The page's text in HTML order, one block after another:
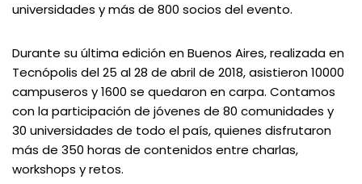
universidades y más de 800 socios del evento.
Durante su última edición en Buenos Aires, realizada en
Tecnópolis del 25 al 28 de abril de 2018, asistieron 10000
campuseros y 1600 se quedaron en carpa. Contamos
con la participación de jóvenes de 80 comunidades y
30 universidades de todo el país, quienes disfrutaron
más de 350 horas de contenidos entre charlas,
workshops y retos.